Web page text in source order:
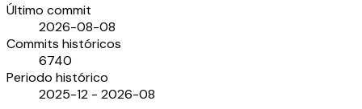
Último commit
2026-08-08
Commits históricos
6740
Periodo histórico
2025-12 - 2026-08